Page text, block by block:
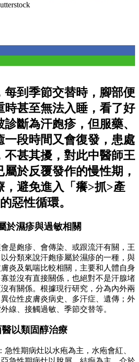
每到季節交替時，腳部便
時甚至無法入睡，看了好
斷為汗皰疹，但服藥、
一段時間又會復發，患處
不甚其擾，對此中醫師王
於反覆發作的慢性期，
，避免進入「癢>抓>產
惡性循環。
於濕疹與過敏相關
是皰疹、會傳染、或跟流汗有關，王
分類來說汗皰疹屬於濕疹的一種，與
炎及氣喘比較相關，主要和人體自身
並沒有直接關係，也絕對不是汗腺堵
有關係。根據現行研究，分為內外兩
位性皮膚炎病史、多汗症、遺傳；外
線、接觸過敏、季節交替等。
以類固醇治療
急性期病灶以水疱為主，水疱會紅、